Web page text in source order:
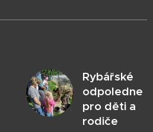
Rybářské
odpoledne
pro děti a
rodiče